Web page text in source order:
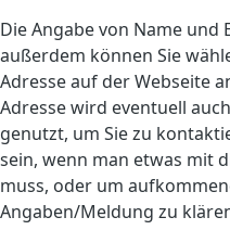
Die Angabe von Name und
außerdem können Sie
Adresse auf der Webseite
Adresse wird eventuell
genutzt, um Sie zu
sein, wenn man etwas mit
muss, oder um
Angaben/Meldung zu